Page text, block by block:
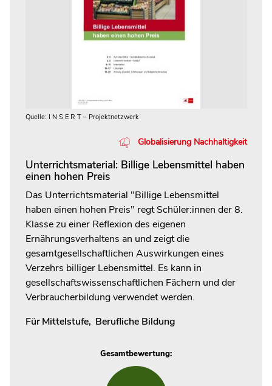
Quelle: I N S E R T – Projektnetzwerk
Globalisierung Nachhaltigkeit
Unterrichtsmaterial: Billige Lebensmittel haben
einen hohen Preis
Das Unterrichtsmaterial "Billige Lebensmittel
haben einen hohen Preis" regt Schüler:innen der 8.
Klasse zu einer Reflexion des eigenen
Ernährungsverhaltens an und zeigt die
gesamtgesellschaftlichen Auswirkungen eines
Verzehrs billiger Lebensmittel. Es kann in
gesellschaftswissenschaftlichen Fächern und der
Verbraucherbildung verwendet werden.
Für Mittelstufe, Berufliche Bildung
Gesamtbewertung: